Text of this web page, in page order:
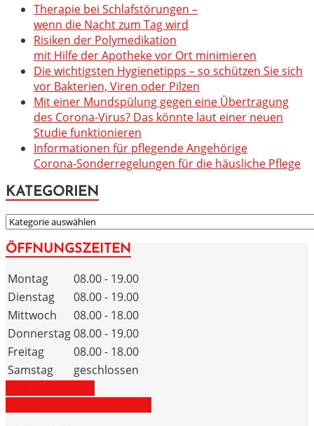
Therapie bei Schlafstörungen –
wenn die Nacht zum Tag wird
Risiken der Polymedikation
mit Hilfe der Apotheke vor Ort minimieren
Die wichtigsten Hygienetipps – so schützen Sie sich
vor Bakterien, Viren oder Pilzen
Mit einer Mundspülung gegen eine Übertragung
des Corona-Virus? Das könnte laut einer neuen
Studie funktionieren
Informationen für pflegende Angehörige
Corona-Sonderregelungen für die häusliche Pflege
KATEGORIEN
KATEGORIEN
ÖFFNUNGSZEITEN
Montag
08.00 - 19.00
Dienstag
08.00 - 19.00
Mittwoch
08.00 - 18.00
Donnerstag08.00 - 19.00
Freitag
08.00 - 18.00
Samstag
geschlossen